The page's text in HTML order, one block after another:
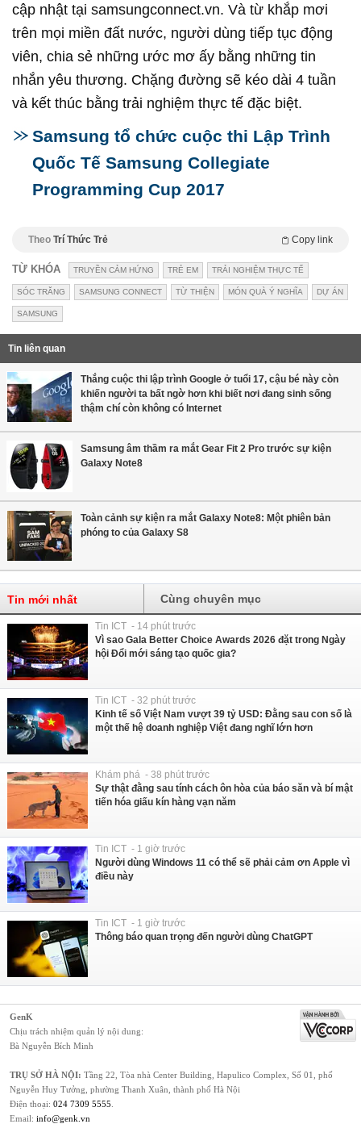
cập nhật tại samsungconnect.vn. Và từ khắp mơi
trên mọi miền đất nước, người dùng tiếp tục động
viên, chia sẻ những ước mơ ấy bằng những tin
nhắn yêu thương. Chặng đường sẽ kéo dài 4 tuần
và kết thúc bằng trải nghiệm thực tế đặc biệt.
Samsung tổ chức cuộc thi Lập Trình
Quốc Tế Samsung Collegiate
Programming Cup 2017
Theo Trí Thức Trẻ Copy link
TỪ KHÓA TRUYỀN CẢM HỨNG TRẺ EM TRẢI NGHIỆM THỰC TẾ
SÓC TRĂNG SAMSUNG CONNECT TỪ THIỆN MÓN QUÀ Ý NGHĨA DỰ ÁN
SAMSUNG
Tin liên quan
Thắng cuộc thi lập trình Google ở tuổi 17, cậu bé này còn
khiến người ta bất ngờ hơn khi biết nơi đang sinh sống
thậm chí còn không có Internet
Samsung âm thầm ra mắt Gear Fit 2 Pro trước sự kiện
Galaxy Note8
Toàn cảnh sự kiện ra mắt Galaxy Note8: Một phiên bản
phóng to của Galaxy S8
Tin mới nhất Cùng chuyên mục
Tin ICT - 14 phút trước
Vì sao Gala Better Choice Awards 2026 đặt trong Ngày
hội Đổi mới sáng tạo quốc gia?
Tin ICT - 32 phút trước
Kinh tế số Việt Nam vượt 39 tỷ USD: Đằng sau con số là
một thế hệ doanh nghiệp Việt đang nghĩ lớn hơn
Khám phá - 38 phút trước
Sự thật đằng sau tính cách ôn hòa của báo săn và bí mật
tiến hóa giấu kín hàng vạn năm
Tin ICT - 1 giờ trước
Người dùng Windows 11 có thể sẽ phải cảm ơn Apple vì
điều này
Tin ICT - 1 giờ trước
Thông báo quan trọng đến người dùng ChatGPT
GenK
Chịu trách nhiệm quản lý nội dung:
Bà Nguyễn Bích Minh
TRỤ SỞ HÀ NỘI: Tầng 22, Tòa nhà Center Building, Hapulico Complex, Số 01, phố
Nguyễn Huy Tưởng, phường Thanh Xuân, thành phố Hà Nội
Điện thoại: 024 7309 5555
Email: info@genk.vn